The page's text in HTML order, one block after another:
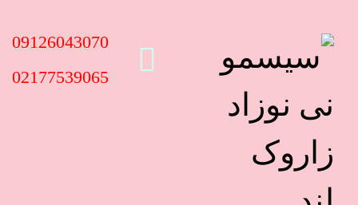
09126043070
02177539065